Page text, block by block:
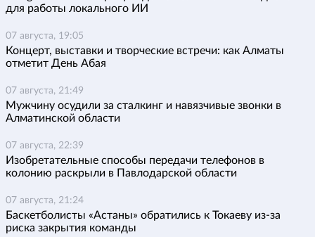
для работы локального ИИ
07 августа, 19:05
Концерт, выставки и творческие встречи: как Алматы
отметит День Абая
07 августа, 21:49
Мужчину осудили за сталкинг и навязчивые звонки в
Алматинской области
07 августа, 22:39
Изобретательные способы передачи телефонов в
колонию раскрыли в Павлодарской области
07 августа, 21:24
Баскетболисты «Астаны» обратились к Токаеву из-за
риска закрытия команды